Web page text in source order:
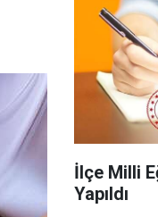
İlçe Milli
Yapıldı